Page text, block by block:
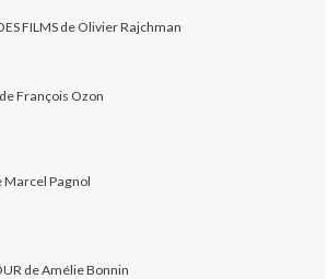
FILMS de Olivier Rajchman
de François Ozon
Marcel Pagnol
de Amélie Bonnin